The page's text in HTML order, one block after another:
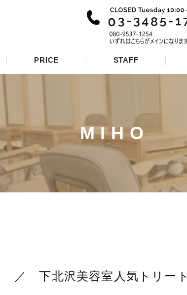
PRICE STAFF
MIHO
下北沢美容室人気トリート